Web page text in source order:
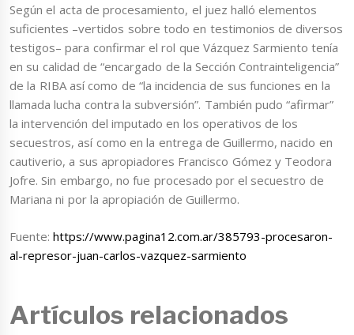
Según el acta de procesamiento, el juez halló elementos
suficientes –vertidos sobre todo en testimonios de diversos
testigos– para confirmar el rol que Vázquez Sarmiento tenía
en su calidad de “encargado de la Sección Contrainteligencia”
de la RIBA así como de “la incidencia de sus funciones en la
llamada lucha contra la subversión”. También pudo “afirmar”
la intervención del imputado en los operativos de los
secuestros, así como en la entrega de Guillermo, nacido en
cautiverio, a sus apropiadores Francisco Gómez y Teodora
Jofre. Sin embargo, no fue procesado por el secuestro de
Mariana ni por la apropiación de Guillermo.
Fuente:https://www.pagina12.com.ar/385793-procesaron-
al-represor-juan-carlos-vazquez-sarmiento
Artículos relacionados